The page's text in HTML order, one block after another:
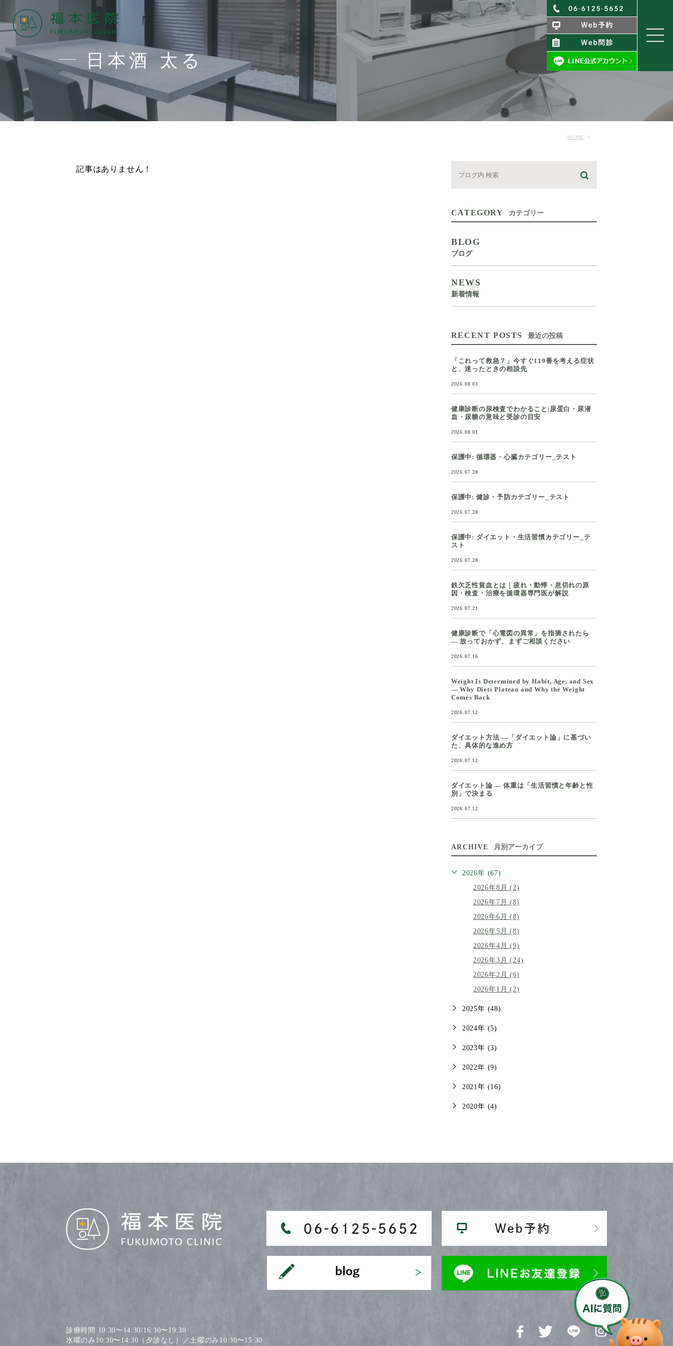
日本酒 太る
HOME
記事はありません！
CATEGORY カテゴリー
BLOG
ブログ
NEWS
新着情報
RECENT POSTS 最近の投稿
「これって救急？」今すぐ119番を考える症状
と、迷ったときの相談先
2026.08.03
健康診断の尿検査でわかること|尿蛋白・尿潜
血・尿糖の意味と受診の目安
2026.08.01
保護中: 循環器・心臓カテゴリー_テスト
2026.07.28
保護中: 健診・予防カテゴリー_テスト
2026.07.28
保護中: ダイエット・生活習慣カテゴリー_テ
スト
2026.07.28
鉄欠乏性貧血とは｜疲れ・動悸・息切れの原
因・検査・治療を循環器専門医が解説
2026.07.21
健康診断で「心電図の異常」を指摘されたら
― 放っておかず、まずご相談ください
2026.07.16
Weight Is Determined by Habit, Age, and Sex
— Why Diets Plateau and Why the Weight
Comes Back
2026.07.12
ダイエット方法 ―「ダイエット論」に基づい
た、具体的な進め方
2026.07.12
ダイエット論 ― 体重は「生活習慣と年齢と性
別」で決まる
2026.07.12
ARCHIVE 月別アーカイブ
2026年 (67)
2026年8月 (2)
2026年7月 (8)
2026年6月 (8)
2026年5月 (8)
2026年4月 (9)
2026年3月 (24)
2026年2月 (6)
2026年1月 (2)
2025年 (48)
2024年 (5)
2023年 (3)
2022年 (9)
2021年 (16)
2020年 (4)
診療時間 10:30〜14:30/16:30〜19:30
水曜のみ10:30〜14:30（夕診なし）／土曜のみ10:30〜15:30